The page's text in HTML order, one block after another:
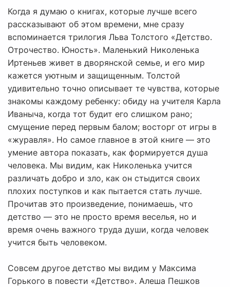
Когда я думаю о книгах, которые лучше всего
рассказывают об этом времени, мне сразу
вспоминается трилогия Льва Толстого «Детство.
Отрочество. Юность». Маленький Николенька
Иртеньев живет в дворянской семье, и его мир
кажется уютным и защищенным. Толстой
удивительно точно описывает те чувства, которые
знакомы каждому ребенку: обиду на учителя Карла
Иваныча, когда тот будит его слишком рано;
смущение перед первым балом; восторг от игры в
«журавля». Но самое главное в этой книге — это
умение автора показать, как формируется душа
человека. Мы видим, как Николенька учится
различать добро и зло, как он стыдится своих
плохих поступков и как пытается стать лучше.
Прочитав это произведение, понимаешь, что
детство — это не просто время веселья, но и
время очень важного труда души, когда человек
учится быть человеком.
Совсем другое детство мы видим у Максима
Горького в повести «Детство». Алеша Пешков